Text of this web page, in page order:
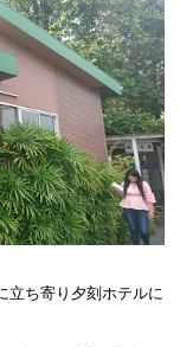
立ち寄り夕刻ホテルに